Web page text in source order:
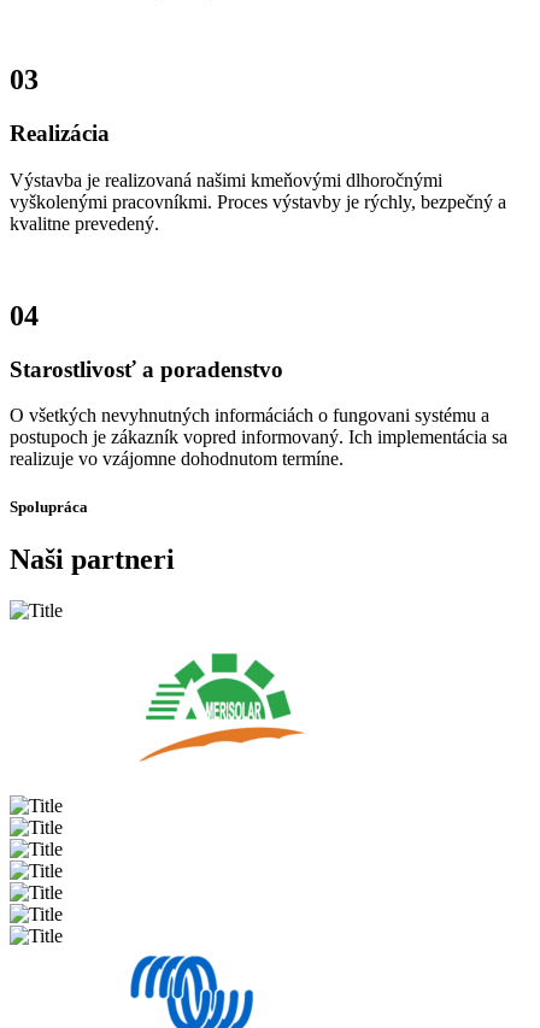
03
Realizácia
Výstavba je realizovaná našimi kmeňovými dlhoročnými
vyškolenými pracovníkmi. Proces výstavby je rýchly, bezpečný a
kvalitne prevedený.
04
Starostlivosť a poradenstvo
O všetkých nevyhnutných informáciách o fungovani systému a
postupoch je zákazník vopred informovaný. Ich implementácia sa
realizuje vo vzájomne dohodnutom termíne.
Spolupráca
Naši partneri